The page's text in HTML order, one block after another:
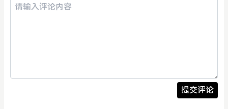
提交评论